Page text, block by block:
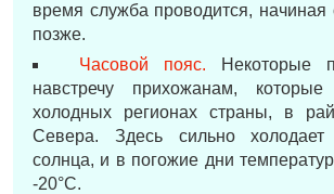
время служба проводится, начиная
позже.
Часовой пояс. Некоторые
навстречу прихожанам,
холодных регионах страны, в
Севера. Здесь сильно холодает
солнца, и в погожие дни
-20°С.